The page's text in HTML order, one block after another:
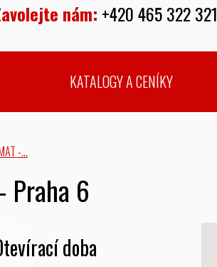
nám: +420 465 322 321
KATALOGY A CENÍKY
-…
Praha 6
doba